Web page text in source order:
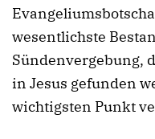
wesentlichste
Sündenvergebung,
in Jesus gefunden
wichtigsten Punkt